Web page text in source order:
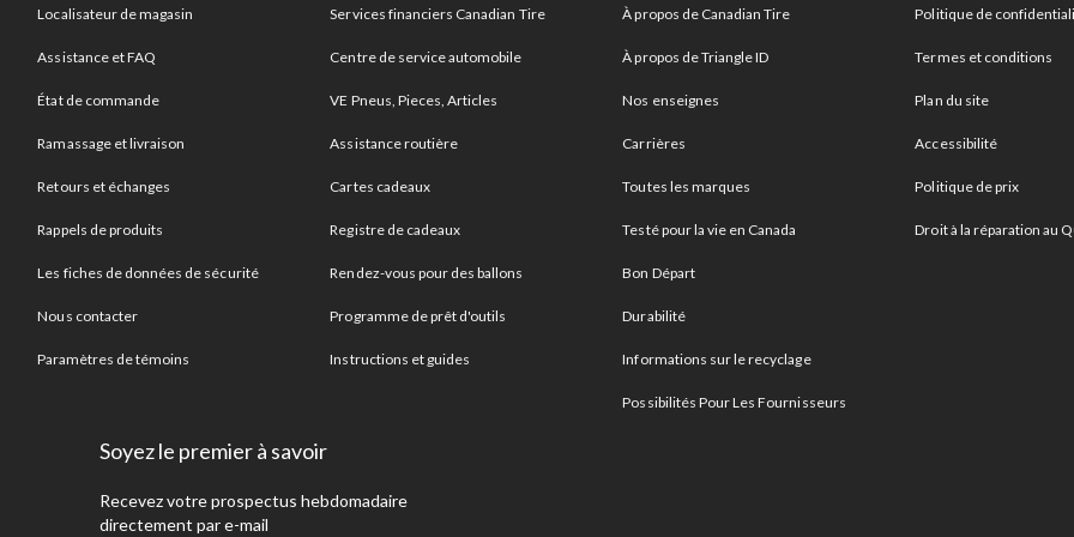
Localisateur de magasin
Assistance et FAQ
État de commande
Ramassage et livraison
Retours et échanges
Rappels de produits
Les fiches de données de sécurité
Nous contacter
Paramètres de témoins
Services financiers Canadian Tire
Centre de service automobile
VE Pneus, Pieces, Articles
Assistance routière
Cartes cadeaux
Registre de cadeaux
Rendez-vous pour des ballons
Programme de prêt d'outils
Instructions et guides
À propos de Canadian Tire
À propos de Triangle ID
Nos enseignes
Carrières
Toutes les marques
Testé pour la vie en Canada
Bon Départ
Durabilité
Informations sur le recyclage
Possibilités Pour Les Fournisseurs
Politique de
Termes et conditions
Plan du site
Accessibilité
Politique de prix
Droit à la réparation au
Soyez le premier à savoir
Recevez votre prospectus hebdomadaire
directement par e-mail